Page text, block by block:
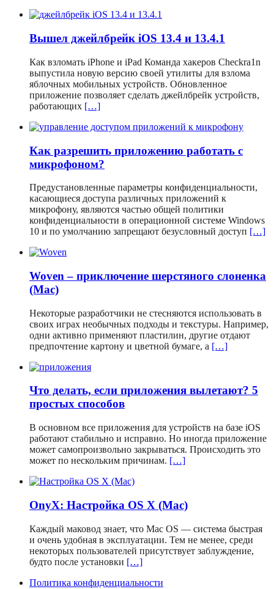
Вышел джейлбрейк iOS 13.4 и 13.4.1
Как взломать iPhone и iPad Команда хакеров Checkra1n
выпустила новую версию своей утилиты для взлома
яблочных мобильных устройств. Обновленное
приложение позволяет сделать джейлбрейк устройств,
работающих […]
Как разрешить приложению работать с
микрофоном?
Предустановленные параметры конфиденциальности,
касающиеся доступа различных приложений к
микрофону, являются частью общей политики
конфиденциальности в операционной системе Windows
10 и по умолчанию запрещают безусловный доступ […]
Woven – приключение шерстяного слоненка
(Mac)
Некоторые разработчики не стесняются использовать в
своих играх необычных подходы и текстуры. Например,
одни активно применяют пластилин, другие отдают
предпочтение картону и цветной бумаге, а […]
Что делать, если приложения вылетают? 5
простых способов
В основном все приложения для устройств на базе iOS
работают стабильно и исправно. Но иногда приложение
может самопроизвольно закрываться. Происходить это
может по нескольким причинам. […]
OnyX: Настройка OS X (Mac)
Каждый маковод знает, что Mac OS — система быстрая
и очень удобная в эксплуатации. Тем не менее, среди
некоторых пользователей присутствует заблуждение,
будто после установки […]
Политика конфиденциальности